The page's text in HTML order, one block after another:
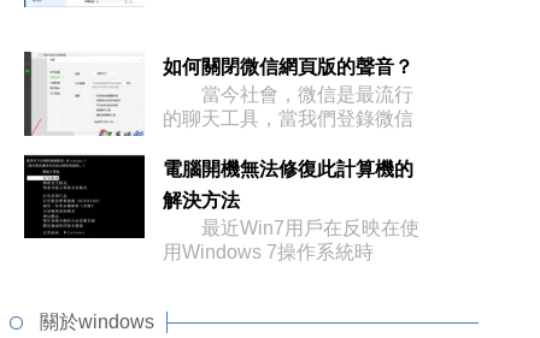
如何關閉微信網頁版的聲音？
當今社會，微信是最流行
的聊天工具，當我們登錄微信
電腦開機無法修復此計算機的
解決方法
最近Win7用戶在反映在使
用Windows 7操作系統時
關於windows